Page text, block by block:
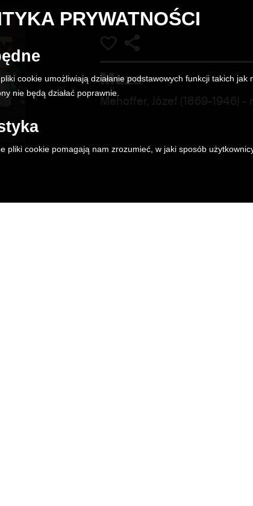
Muza
Mehoffer, Józef (1869-1946) -
PRYWATNOŚCI
cookie umożliwiają działanie podstawowych funkcji takich
nie będą działać poprawnie.
pliki cookie pomagają nam zrozumieć, w jaki sposób